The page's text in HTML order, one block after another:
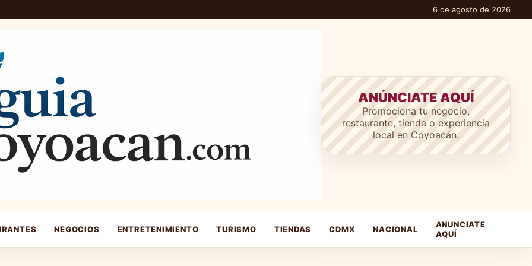
6 de agosto de 2026
ANÚNCIATE AQUÍ
Promociona tu negocio,
restaurante, tienda o experiencia
local en Coyoacán.
NEGOCIOS ENTRETENIMIENTO TURISMO TIENDAS CDMX NACIONAL
ANUNCIATE
AQUÍ